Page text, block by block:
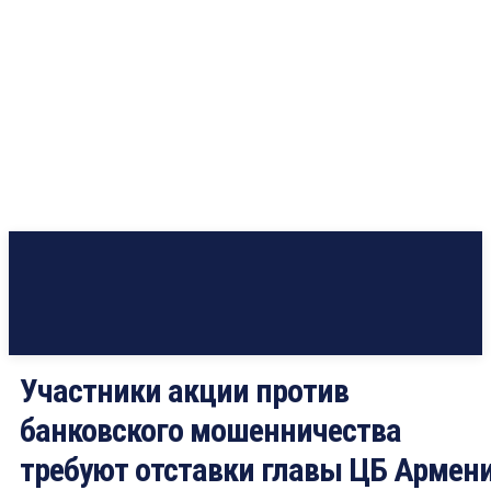
Участники акции против
банковского мошенничества
требуют отставки главы ЦБ